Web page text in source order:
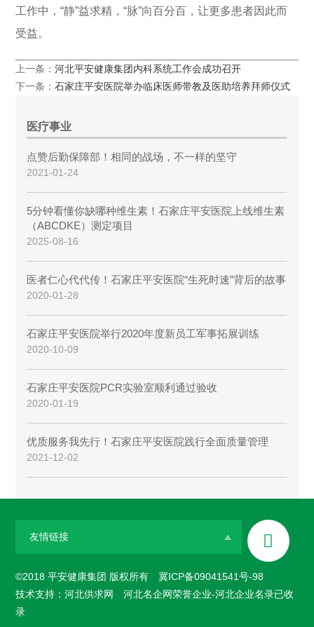
工作中，“静”益求精，“脉”向百分百，让更多患者因此而
受益。
上一条：河北平安健康集团内科系统工作会成功召开
下一条：石家庄平安医院举办临床医师带教及医助培养拜师仪式
医疗事业
点赞后勤保障部！相同的战场，不一样的坚守
2021-01-24
5分钟看懂你缺哪种维生素！石家庄平安医院上线维生素
（ABCDKE）测定项目
2025-08-16
医者仁心代代传！石家庄平安医院“生死时速”背后的故事
2020-01-28
石家庄平安医院举行2020年度新员工军事拓展训练
2020-10-09
石家庄平安医院PCR实验室顺利通过验收
2020-01-19
优质服务我先行！石家庄平安医院践行全面质量管理
2021-12-02
友情链接 
©2018 平安健康集团 版权所有
冀ICP备09041541号-98
技术支持：河北供求网 河北名企网荣誉企业-河北企业名录已收
录